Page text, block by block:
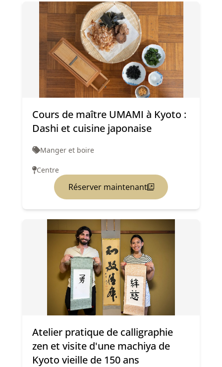
Cours de maître UMAMI à Kyoto :
Dashi et cuisine japonaise
Manger et boire
Centre
Réserver maintenant
Atelier pratique de calligraphie
zen et visite d'une machiya de
Kyoto vieille de 150 ans